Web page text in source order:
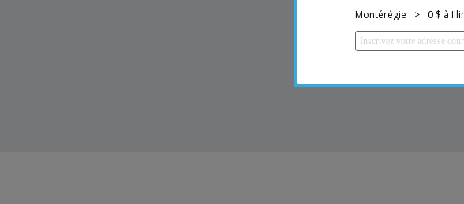
Montérégie
> 0 $ à